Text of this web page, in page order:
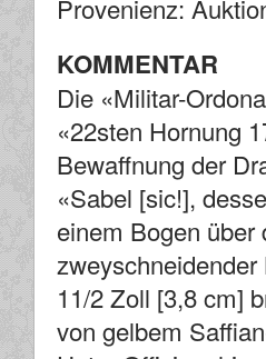
Provenienz:
KOMMENTAR
Die «Militar-
«22sten Hornung
Bewaffnung der
«Sabel [sic!],
einem Bogen
11/2 Zoll [3,8 cm]
von gelbem